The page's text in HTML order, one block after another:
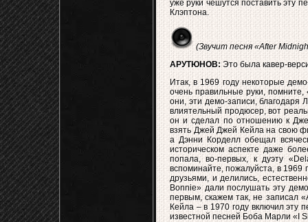
уже руки чешутся поставить эту
Клэптона.
(Звучит песня «After
АРУТЮНОВ:Это была кавер-
Итак, в 1969 году некоторые
очень правильные руки,
они, эти демо-записи, благодаря
влиятельный продюсер, вот
он и сделал по отношению к
взять Джей Джей Кейла на свою
а Дэнни Корделл обещал
историческом аспекте даже
попала, во-первых, к дуэту
вспоминайте, пожалуйста, в 1969
друзьями, и делились,
Bonnie» дали послушать эту
первым, скажем так, не записал
Кейла – в 1970 году включил
известной песней Боба Марли «I